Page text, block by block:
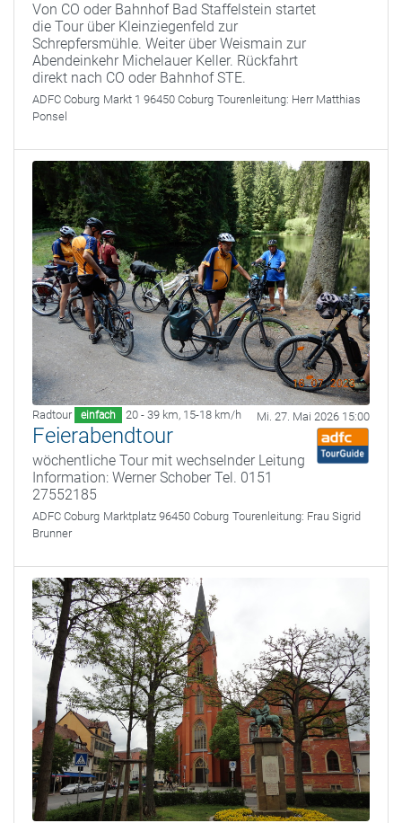
Von CO oder Bahnhof Bad Staffelstein startet
die Tour über Kleinziegenfeld zur
Schrepfersmühle. Weiter über Weismain zur
Abendeinkehr Michelauer Keller. Rückfahrt
direkt nach CO oder Bahnhof STE.
ADFC Coburg Markt 1 96450 Coburg Tourenleitung: Herr Matthias
Ponsel
Radtour einfach 20 - 39 km, 15-18 km/h Mi. 27. Mai 2026 15:00
Feierabendtour
wöchentliche Tour mit wechselnder Leitung
Information: Werner Schober Tel. 0151
27552185
ADFC Coburg Marktplatz 96450 Coburg Tourenleitung: Frau Sigrid
Brunner